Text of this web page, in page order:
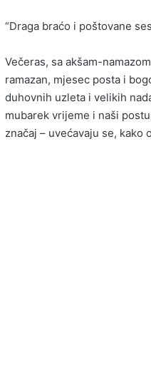
“Draga braćo i poštovane
Večeras, sa akšam-
ramazan, mjesec posta i
duhovnih uzleta i velikih
mubarek vrijeme i naši
značaj – uvećavaju se, kako